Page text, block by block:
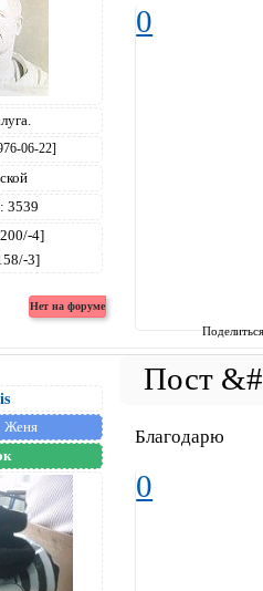
06-22]
3539
4]
3]
0
Женя
Благодарю
0